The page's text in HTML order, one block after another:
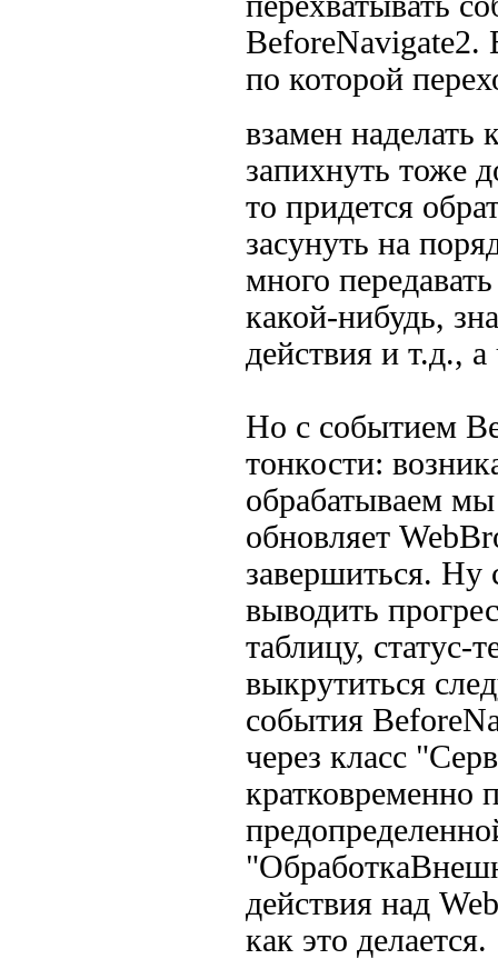
BeforeNavigate2.
по которой
взамен наделать
запихнуть тоже
то придется
засунуть на
много
какой-нибудь,
действия и т.д.,
Но с событием
тонкости:
обрабатываем
обновляет
завершиться. Ну
выводить
таблицу, статус-
выкрутиться
события
через класс
кратковременно
действия над
как это делается.